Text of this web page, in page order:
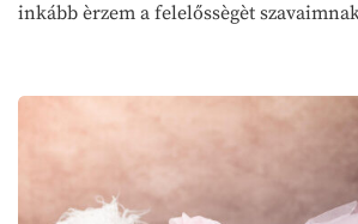
inkább èrzem a felelőssègèt